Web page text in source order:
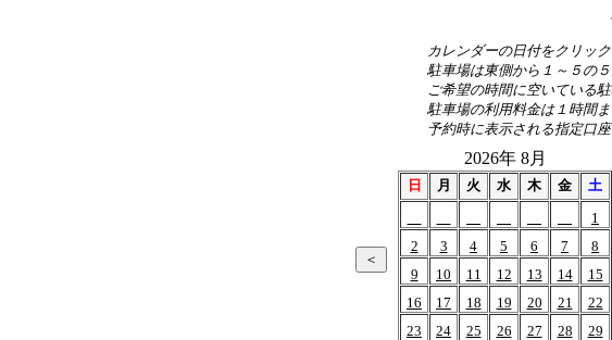
カレンダーの日付をクリッ
駐車場は東側から１～５の５
ご希望の時間に空いている
駐車場の利用料金は１時間
予約時に表示される指定口
2026年 8月
日 月 火 水 木 金
土
1
2
3 4 5 6 7
8
9
10 11 12 13 14
15
16
17 18 19 20 21
22
23
24 25 26 27 28
29